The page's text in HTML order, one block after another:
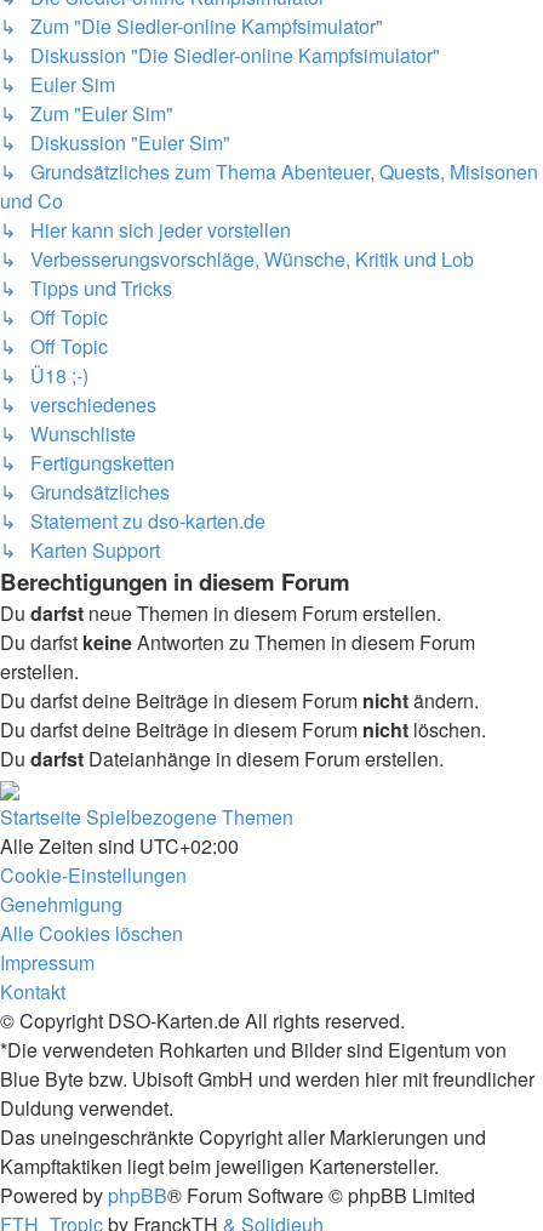
↳ Zum "Die Siedler-online Kampfsimulator"
↳ Diskussion "Die Siedler-online Kampfsimulator"
↳ Euler Sim
↳ Zum "Euler Sim"
↳ Diskussion "Euler Sim"
↳ Grundsätzliches zum Thema Abenteuer, Quests, Misisonen
und Co
↳ Hier kann sich jeder vorstellen
↳ Verbesserungsvorschläge, Wünsche, Kritik und Lob
↳ Tipps und Tricks
↳ Off Topic
↳ Off Topic
↳ Ü18 ;-)
↳ verschiedenes
↳ Wunschliste
↳ Fertigungsketten
↳ Grundsätzliches
↳ Statement zu dso-karten.de
↳ Karten Support
Berechtigungen in diesem Forum
Du darfst neue Themen in diesem Forum erstellen.
Du darfst keineAntworten zu Themen in diesem Forum
erstellen.
Du darfst deine Beiträge in diesem Forum nichtändern.
Du darfst deine Beiträge in diesem Forum nicht löschen.
Du darfst Dateianhänge in diesem Forum erstellen.
StartseiteSpielbezogene Themen
Alle Zeiten sind UTC+02:00
Cookie-Einstellungen
Genehmigung
Alle Cookies löschen
Impressum
Kontakt
© Copyright DSO-Karten.de All rights reserved.
*Die verwendeten Rohkarten und Bilder sind Eigentum von
Blue Byte bzw. Ubisoft GmbH und werden hier mit freundlicher
Duldung verwendet.
Das uneingeschränkte Copyright aller Markierungen und
Kampftaktiken liegt beim jeweiligen Kartenersteller.
Powered by phpBB® Forum Software © phpBB Limited
FTH_Tropicby FranckTH & Solidjeuh